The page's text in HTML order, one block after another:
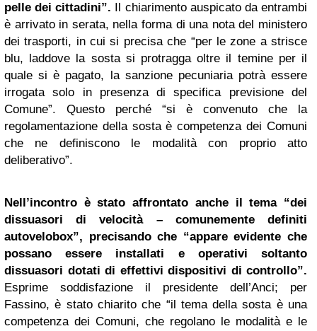
pelle dei cittadini”. Il chiarimento auspicato da entrambi
è arrivato in serata, nella forma di una nota del ministero
dei trasporti, in cui si precisa che “per le zone a strisce
blu, laddove la sosta si protragga oltre il temine per il
quale si è pagato, la sanzione pecuniaria potrà essere
irrogata solo in presenza di specifica previsione del
Comune”. Questo perché “si è convenuto che la
regolamentazione della sosta è competenza dei Comuni
che ne definiscono le modalità con proprio atto
deliberativo”.
Nell’incontro è stato affrontato anche il tema “dei
dissuasori di velocità – comunemente definiti
autovelobox”, precisando che “appare evidente che
possano essere installati e operativi soltanto
dissuasori dotati di effettivi dispositivi di controllo”.
Esprime soddisfazione il presidente dell’Anci; per
Fassino, è stato chiarito che “il tema della sosta è una
competenza dei Comuni, che regolano le modalità e le